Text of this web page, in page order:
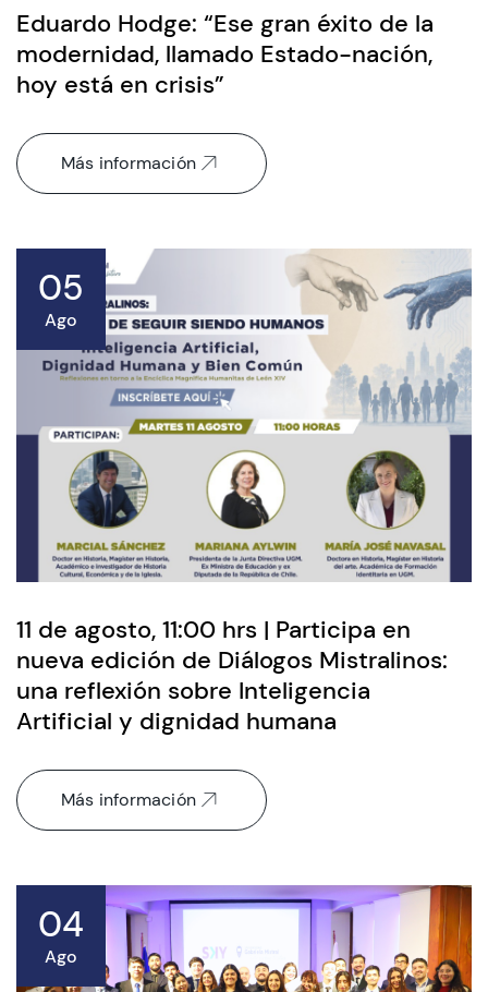
Eduardo Hodge: “Ese gran éxito de la
modernidad, llamado Estado-nación,
hoy está en crisis”
Más información
05
Ago
11 de agosto, 11:00 hrs | Participa en
nueva edición de Diálogos Mistralinos:
una reflexión sobre Inteligencia
Artificial y dignidad humana
Más información
04
Ago